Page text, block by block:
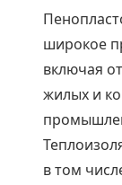
широкое
включая
жилых и
в том